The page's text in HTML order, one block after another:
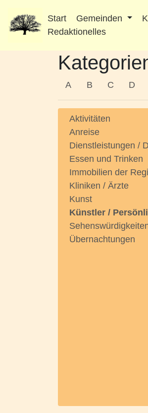
Start Gemeinden
Redaktionelles
A B C D
Aktivitäten
Anreise
Dienstleistungen /
Essen und Trinken
Immobilien der
Kliniken / Ärzte
Kunst
Künstler /
Übernachtungen